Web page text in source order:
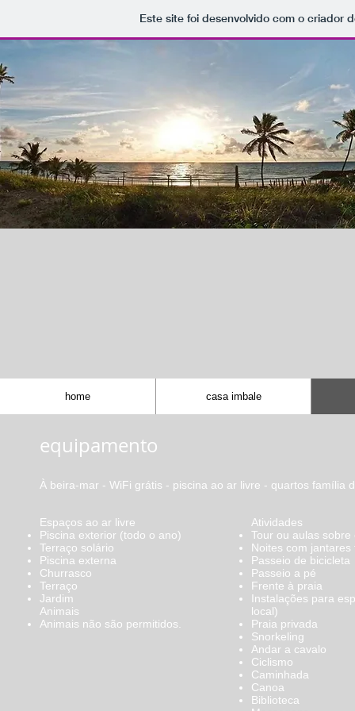
Este site foi desenvolvido com o criador
home casa imbale
equipamento
À beira-mar - WiFi grátis - piscina ao ar livre - quartos
Espaços ao ar livre
Piscina exterior (todo o ano)
Terraço solário
Piscina externa
Churrasco
Terraço
Jardim
Animais
Animais não são permitidos.
Atividades
Tour ou aulas sobre
Noites com jantares
Passeio de bicicleta
Passeio a pé
Frente à praia
Instalações para
local)
Praia privada
Snorkeling
Andar a cavalo
Ciclismo
Caminhada
Canoa
Biblioteca